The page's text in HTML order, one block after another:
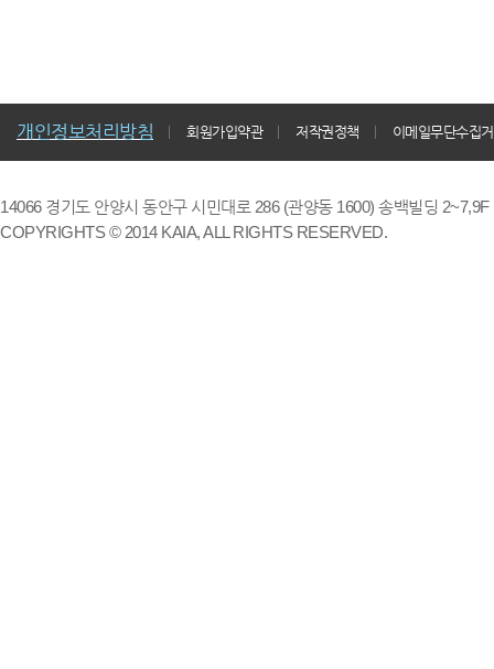
개인정보처리방침 회원가입약관 저작권정책 이메일무단수집
14066 경기도 안양시 동안구 시민대로 286 (관양동 1600) 송백빌딩
COPYRIGHTS © 2014 KAIA, ALL RIGHTS RESERVED.